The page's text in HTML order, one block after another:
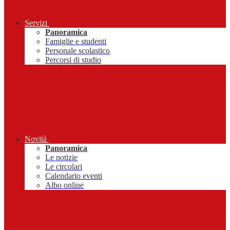
Servizi
Panoramica
Famiglie e studenti
Personale scolastico
Percorsi di studio
Novità
Panoramica
Le notizie
Le circolari
Calendario eventi
Albo online